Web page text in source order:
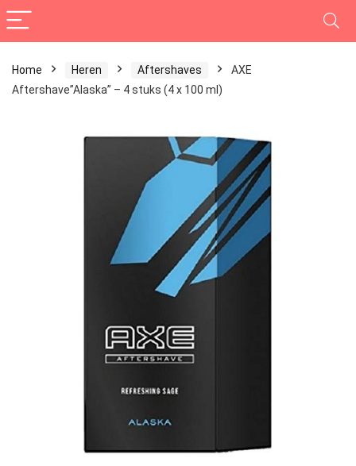
Home Heren Aftershaves
AXE
Aftershave”Alaska” – 4 stuks (4 x 100 ml)